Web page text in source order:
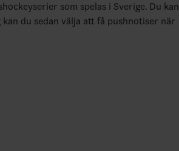
som spelas i Sverige. Du kan
du sedan välja att få pushnotiser när